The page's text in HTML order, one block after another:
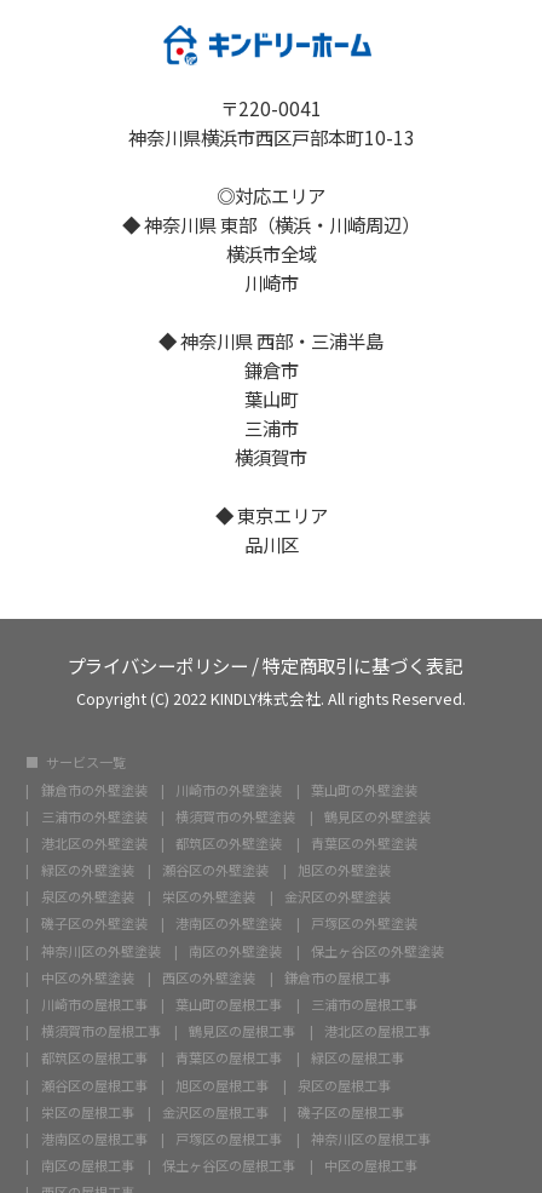
〒220-0041
神奈川県横浜市西区戸部本町10-13
◎対応エリア
◆ 神奈川県 東部（横浜・川崎周辺）
横浜市全域
川崎市
◆ 神奈川県 西部・三浦半島
鎌倉市
葉山町
三浦市
横須賀市
◆ 東京エリア
品川区
プライバシーポリシー /特定商取引に基づく表記
Copyright (C) 2022 KINDLY株式会社. All rights Reserved.
サービス一覧
鎌倉市の外壁塗装
川崎市の外壁塗装
葉山町の外壁塗装
三浦市の外壁塗装
横須賀市の外壁塗装
鶴見区の外壁塗装
港北区の外壁塗装
都筑区の外壁塗装
青葉区の外壁塗装
緑区の外壁塗装
瀬谷区の外壁塗装
旭区の外壁塗装
泉区の外壁塗装
栄区の外壁塗装
金沢区の外壁塗装
磯子区の外壁塗装
港南区の外壁塗装
戸塚区の外壁塗装
神奈川区の外壁塗装
南区の外壁塗装
保土ヶ谷区の外壁塗装
中区の外壁塗装
西区の外壁塗装
鎌倉市の屋根工事
川崎市の屋根工事
葉山町の屋根工事
三浦市の屋根工事
横須賀市の屋根工事
鶴見区の屋根工事
港北区の屋根工事
都筑区の屋根工事
青葉区の屋根工事
緑区の屋根工事
瀬谷区の屋根工事
旭区の屋根工事
泉区の屋根工事
栄区の屋根工事
金沢区の屋根工事
磯子区の屋根工事
港南区の屋根工事
戸塚区の屋根工事
神奈川区の屋根工事
南区の屋根工事
保土ヶ谷区の屋根工事
中区の屋根工事